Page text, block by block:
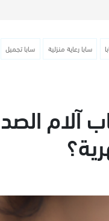
سابا رعاية منزلية سابا تجميل
آلام